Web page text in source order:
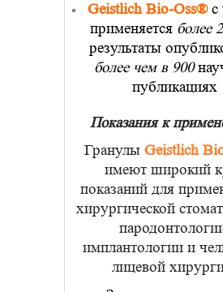
Geistlich Bio-Oss®с
применяется более
результаты
более чем в 900
публикациях
Показания к
ГранулыGeistlich
имеют широкий
показаний для
хирургической
имплантологии и
лицевой